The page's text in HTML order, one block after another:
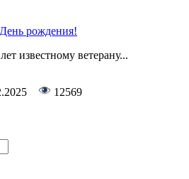
рождения!
известному ветерану...
12569